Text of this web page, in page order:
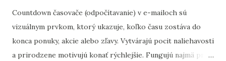
článku: „Ako nájsť správne kľúčové slová pre malé firmy“ 2.
On-page SEO (čo viete spraviť priamo na webe) Tu ide o
úpravu obsahu a technických prvko...
Countdown časovače (odpočítavanie) v e-mailoch sú
vizuálnym prvkom, ktorý ukazuje, koľko času zostáva do
konca ponuky, akcie alebo zľavy. Vytvárajú pocit naliehavosti
a prirodzene motivujú konať rýchlejšie. Fungujú najmä pri